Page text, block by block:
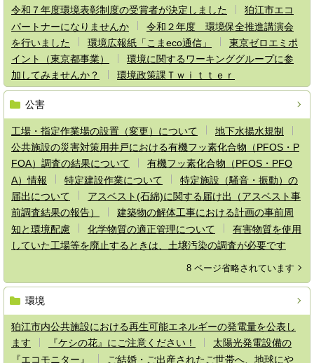
令和７年度環境表彰制度の受賞者が決定しました
狛江市エコ
パートナーになりませんか
令和２年度 環境保全推進講演会
を行いました
環境広報紙「こまeco通信」
東京ゼロエミポ
イント（東京都事業）
環境に関するワーキンググループに参
加してみませんか？
環境政策課Ｔｗｉｔｔｅｒ
公害
工場・指定作業場の設置（変更）について
地下水揚水規制
公共施設の災害対策用井戸における有機フッ素化合物（PFOS・P
FOA）調査の結果について
有機フッ素化合物（PFOS・PFO
A）情報
特定建設作業について
特定施設（騒音・振動）の
届出について
アスベスト(石綿)に関する届け出（アスベスト事
前調査結果の報告）
建築物の解体工事における計画の事前周
知と環境配慮
化学物質の適正管理について
有害物質を使用
していた工場等を廃止するときは、土壌汚染の調査が必要です
8 ページ省略されています
環境
狛江市内公共施設における再生可能エネルギーの発電量を公表し
ます
『ケシの花』にご注意ください！
太陽光発電設備の
『エコモニター』
ご結婚・ご出産されたご世帯へ、地球にや